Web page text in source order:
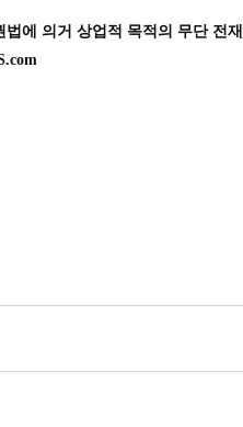
에 의거 상업적 목적의 무단 전